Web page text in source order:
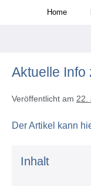
Home
Inhalt
Aktuelle Info
Veröffentlicht am 22.
Der Artikel kann